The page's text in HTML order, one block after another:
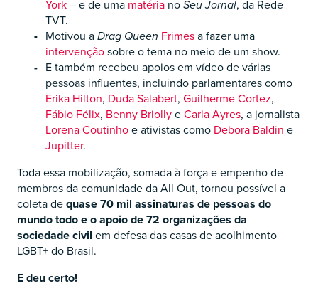
York– e de uma matéria noSeu Jornal, da Rede
TVT.
Motivou aDrag Queen Frimesa fazer uma
intervençãosobre o tema no meio de um show.
E também recebeu apoios em vídeo de várias
pessoas influentes, incluindo parlamentares como
Erika Hilton, Duda Salabert, Guilherme Cortez,
Fábio Félix, Benny BriollyeCarla Ayres, a jornalista
Lorena Coutinhoe ativistas como Debora Baldin e
Jupitter.
Toda essa mobilização, somada à força e empenho de
membros da comunidade da All Out, tornou possível a
coleta dequase 70 mil assinaturas de pessoas do
mundo todo e o apoio de 72 organizações da
sociedade civil em defesa das casas de acolhimento
LGBT+ do Brasil.
E deu certo!